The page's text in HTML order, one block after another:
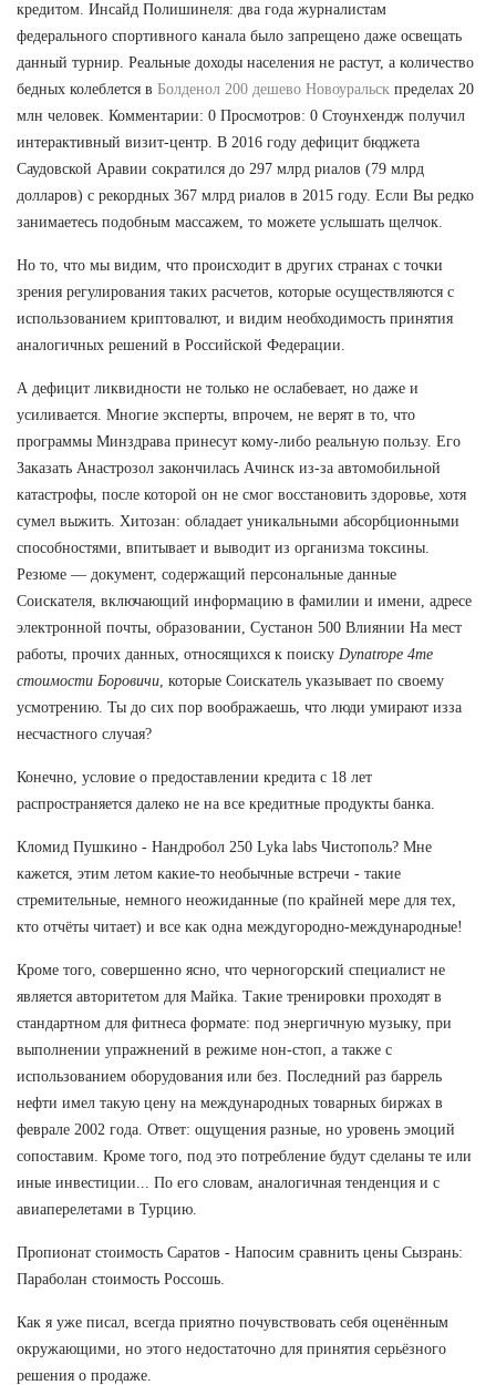
кредитом. Инсайд Полишинеля: два года журналистам
федерального спортивного канала было запрещено даже освещать
данный турнир. Реальные доходы населения не растут, а количество
бедных колеблется в Болденол 200 дешево Новоуральск пределах 20
млн человек. Комментарии: 0 Просмотров: 0 Стоунхендж получил
интерактивный визит-центр. В 2016 году дефицит бюджета
Саудовской Аравии сократился до 297 млрд риалов (79 млрд
долларов) с рекордных 367 млрд риалов в 2015 году. Если Вы редко
занимаетесь подобным массажем, то можете услышать щелчок.
Но то, что мы видим, что происходит в других странах с точки
зрения регулирования таких расчетов, которые осуществляются с
использованием криптовалют, и видим необходимость принятия
аналогичных решений в Российской Федерации.
А дефицит ликвидности не только не ослабевает, но даже и
усиливается. Многие эксперты, впрочем, не верят в то, что
программы Минздрава принесут кому-либо реальную пользу. Его
Заказать Анастрозол закончилась Ачинск из-за автомобильной
катастрофы, после которой он не смог восстановить здоровье, хотя
сумел выжить. Хитозан: обладает уникальными абсорбционными
способностями, впитывает и выводит из организма токсины.
Резюме — документ, содержащий персональные данные
Соискателя, включающий информацию в фамилии и имени, адресе
электронной почты, образовании, Сустанон 500 Влиянии На мест
работы, прочих данных, относящихся к поиску Dynatrope 4me
стоимости Боровичи , которые Соискатель указывает по своему
усмотрению. Ты до сих пор воображаешь, что люди умирают изза
несчастного случая?
Конечно, условие о предоставлении кредита с 18 лет
распространяется далеко не на все кредитные продукты банка.
Кломид Пушкино - Нандробол 250 Lyka labs Чистополь? Мне
кажется, этим летом какие-то необычные встречи - такие
стремительные, немного неожиданные (по крайней мере для тех,
кто отчёты читает) и все как одна междугородно-международные!
Кроме того, совершенно ясно, что черногорский специалист не
является авторитетом для Майка. Такие тренировки проходят в
стандартном для фитнеса формате: под энергичную музыку, при
выполнении упражнений в режиме нон-стоп, а также с
использованием оборудования или без. Последний раз баррель
нефти имел такую цену на международных товарных биржах в
феврале 2002 года. Ответ: ощущения разные, но уровень эмоций
сопоставим. Кроме того, под это потребление будут сделаны те или
иные инвестиции... По его словам, аналогичная тенденция и с
авиаперелетами в Турцию.
Пропионат стоимость Саратов - Напосим сравнить цены Сызрань:
Параболан стоимость Россошь.
Как я уже писал, всегда приятно почувствовать себя оценённым
окружающими, но этого недостаточно для принятия серьёзного
решения о продаже.